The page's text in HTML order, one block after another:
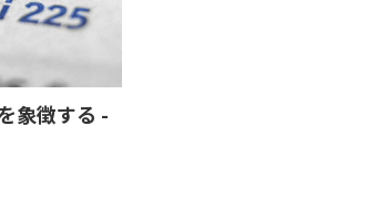
象徴する -